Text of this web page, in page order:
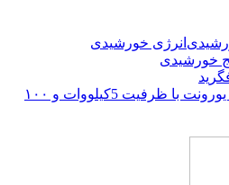
انرژی خورشیدی
خورشیدی